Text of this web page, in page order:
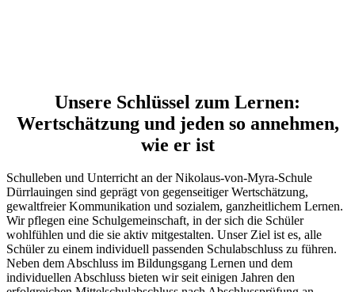
Unsere Schlüssel zum Lernen:
Wertschätzung und jeden so annehmen,
wie er ist
Schulleben und Unterricht an der Nikolaus-von-Myra-Schule
Dürrlauingen sind geprägt von gegenseitiger Wertschätzung,
gewaltfreier Kommunikation und sozialem, ganzheitlichem Lernen.
Wir pflegen eine Schulgemeinschaft, in der sich die Schüler
wohlfühlen und die sie aktiv mitgestalten. Unser Ziel ist es, alle
Schüler zu einem individuell passenden Schulabschluss zu führen.
Neben dem Abschluss im Bildungsgang Lernen und dem
individuellen Abschluss bieten wir seit einigen Jahren den